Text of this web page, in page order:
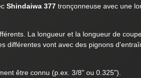
Shindaiwa 377tronçonneuse avec une
La longueur et la longueur de
différentes vont avec des pignons
être connu (p.ex. 3/8" ou 0.325").